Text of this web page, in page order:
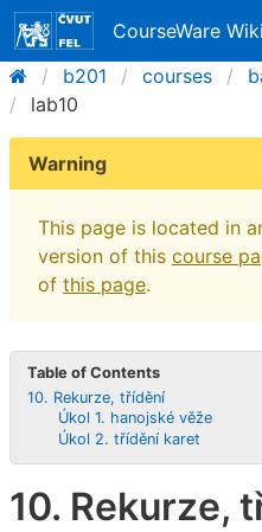
CourseWare Wiki
b201
courses
lab10
Warning
This page is located in
version of this course
of this page.
Table of Contents
10. Rekurze, třídění
Úkol 1. hanojské věže
Úkol 2. třídění karet
10. Rekurze,